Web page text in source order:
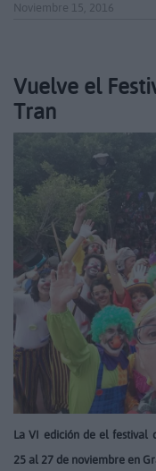
Noviembre 15, 2016
Vuelve el
Tran
La VI edición de el festival
25 al 27 de noviembre en